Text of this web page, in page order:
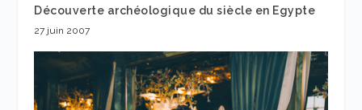
Découverte archéologique du siècle en Egypte
27 juin 2007